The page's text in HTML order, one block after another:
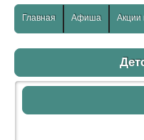
Главная Афиша Акции